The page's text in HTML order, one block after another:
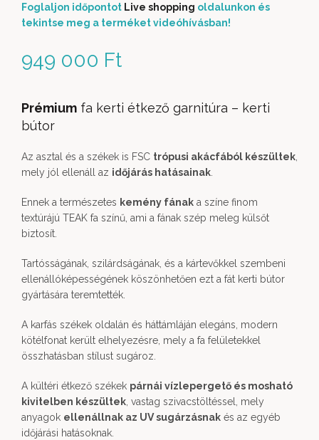
949 000 Ft
Foglaljon időpontot Live shopping oldalunkon és
tekintse meg a terméket videóhívásban!
Prémium fa kerti étkező garnitúra – kerti
bútor
Az asztal és a székek is FSC trópusi akácfából készültek
mely jól ellenáll az időjárás hatásainak
Ennek a természetes kemény fának a színe finom
textúrájú TEAK fa színű, ami a fának szép meleg külsőt
biztosít.
Tartósságának, szilárdságának, és a kártevőkkel szembeni
ellenállóképességének köszönhetően ezt a fát kerti bútor
gyártására teremtették.
A karfás székek oldalán és háttámláján elegáns, modern
kötélfonat került elhelyezésre, mely a fa felületekkel
összhatásban stílust sugároz.
A kültéri étkező székek párnái vízlepergető és mosható
kivitelben készültek , vastag szivacstöltéssel, mely
anyagok ellenállnak az UV sugárzásnak és az egyéb
időjárási hatásoknak.